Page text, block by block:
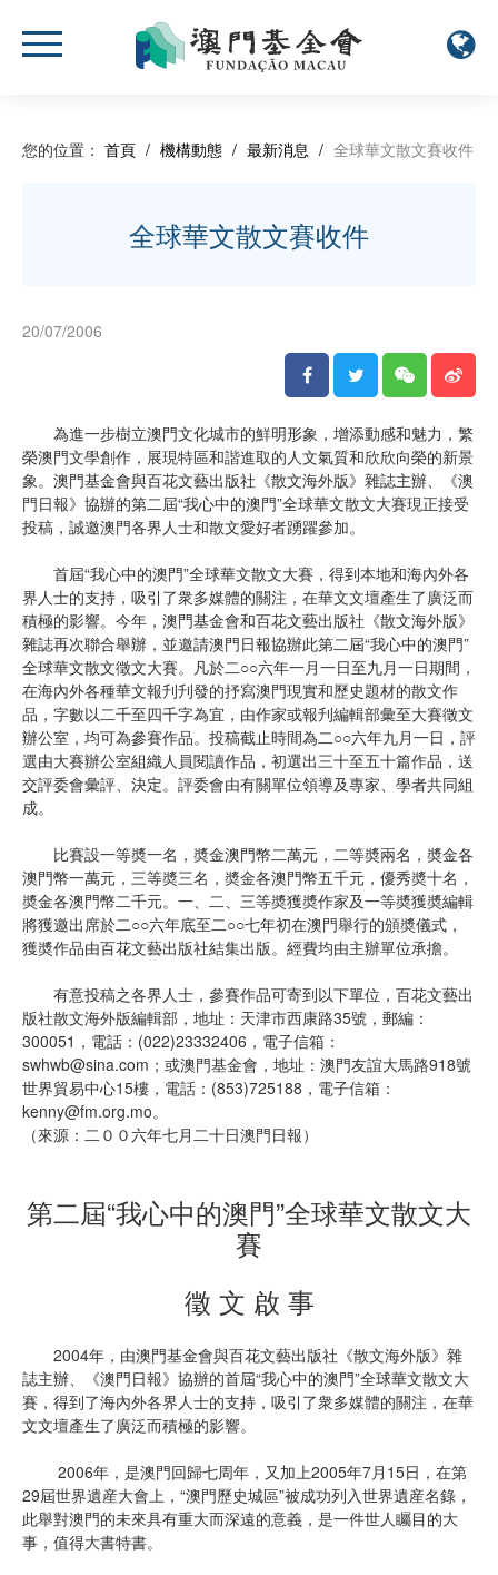
您的位置： 首頁 / 機構動態 / 最新消息 / 全球華文散文賽收件
全球華文散文賽收件
20/07/2006
為進一步樹立澳門文化城市的鮮明形象，增添動感和魅力，繁
榮澳門文學創作，展現特區和諧進取的人文氣質和欣欣向榮的新景
象。澳門基金會與百花文藝出版社《散文海外版》雜誌主辦、《澳
門日報》協辦的第二屆“我心中的澳門”全球華文散文大賽現正接受
投稿，誠邀澳門各界人士和散文愛好者踴躍參加。
首屆“我心中的澳門”全球華文散文大賽，得到本地和海內外各
界人士的支持，吸引了衆多媒體的關注，在華文文壇產生了廣泛而
積極的影響。今年，澳門基金會和百花文藝出版社《散文海外版》
雜誌再次聯合舉辦，並邀請澳門日報協辦此第二屆“我心中的澳門”
全球華文散文徵文大賽。凡於二○○六年一月一日至九月一日期間，
在海內外各種華文報刋刋發的抒寫澳門現實和歷史題材的散文作
品，字數以二千至四千字為宜，由作家或報刋編輯部彙至大賽徵文
辦公室，均可為參賽作品。投稿截止時間為二○○六年九月一日，評
選由大賽辦公室組織人員閱讀作品，初選出三十至五十篇作品，送
交評委會彙評、決定。評委會由有關單位領導及專家、學者共同組
成。
比賽設一等奬一名，奬金澳門幣二萬元，二等奬兩名，奬金各
澳門幣一萬元，三等奬三名，奬金各澳門幣五千元，優秀奬十名，
奬金各澳門幣二千元。一、二、三等奬獲奬作家及一等奬獲奬編輯
將獲邀出席於二○○六年底至二○○七年初在澳門舉行的頒奬儀式，
獲奬作品由百花文藝出版社結集出版。經費均由主辦單位承擔。
有意投稿之各界人士，參賽作品可寄到以下單位，百花文藝出
版社散文海外版編輯部，地址：天津市西康路35號，郵編：
300051，電話：(022)23332406，電子信箱：
swhwb@sina.com ；或澳門基金會，地址：澳門友誼大馬路918號
世界貿易中心15樓，電話：(853)725188，電子信箱：
kenny@fm.org.mo。
（來源：二００六年七月二十日澳門日報）
第二屆“我心中的澳門”全球華文散文大
賽
徵 文 啟 事
2004年，由澳門基金會與百花文藝出版社《散文海外版》雜
誌主辦、《澳門日報》協辦的首屆“我心中的澳門”全球華文散文大
賽，得到了海內外各界人士的支持，吸引了衆多媒體的關注，在華
文文壇產生了廣泛而積極的影響。
2006年，是澳門回歸七周年，又加上2005年7月15日，在第
29屆世界遺産大會上，“澳門歷史城區”被成功列入世界遺産名錄，
此舉對澳門的未來具有重大而深遠的意義，是一件世人矚目的大
事，值得大書特書。